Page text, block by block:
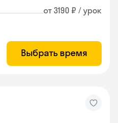
от 3190 ₽ / урок
Выбрать время